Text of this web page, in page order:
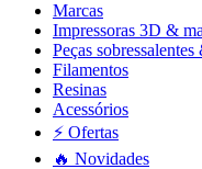
Marcas
Impressoras 3D &
Peças
Filamentos
Resinas
Acessórios
⚡ Ofertas
🔥 Novidades